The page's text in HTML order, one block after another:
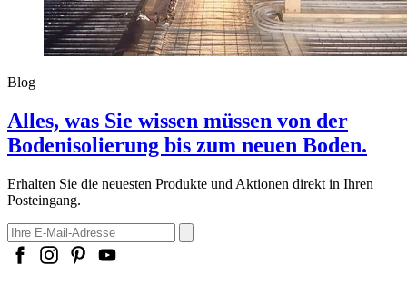
Blog
Alles, was Sie wissen müssen von der
Bodenisolierung bis zum neuen Boden.
Erhalten Sie die neuesten Produkte und Aktionen direkt in Ihren
Posteingang.